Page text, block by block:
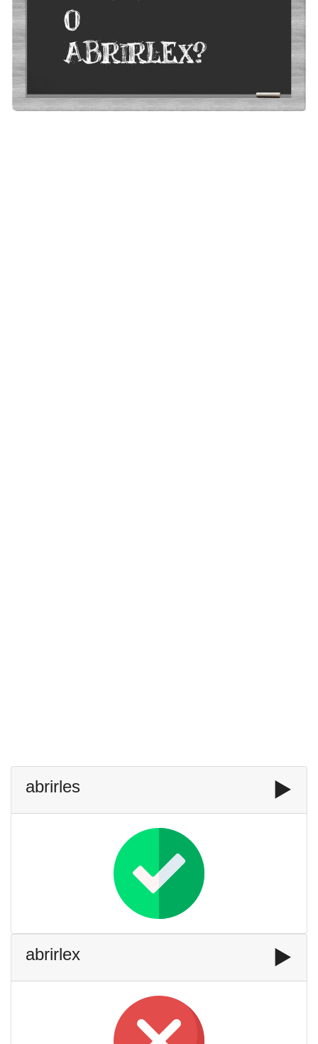
abrirles ▶️
abrirlex ▶️